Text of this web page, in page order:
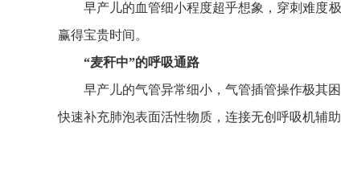
早产儿的血管细小程度超乎想象，穿刺难度
赢得宝贵时间。
“麦秆中”的呼吸通路
早产儿的气管异常细小，气管插管操作极其
快速补充肺泡表面活性物质，连接无创呼吸机辅